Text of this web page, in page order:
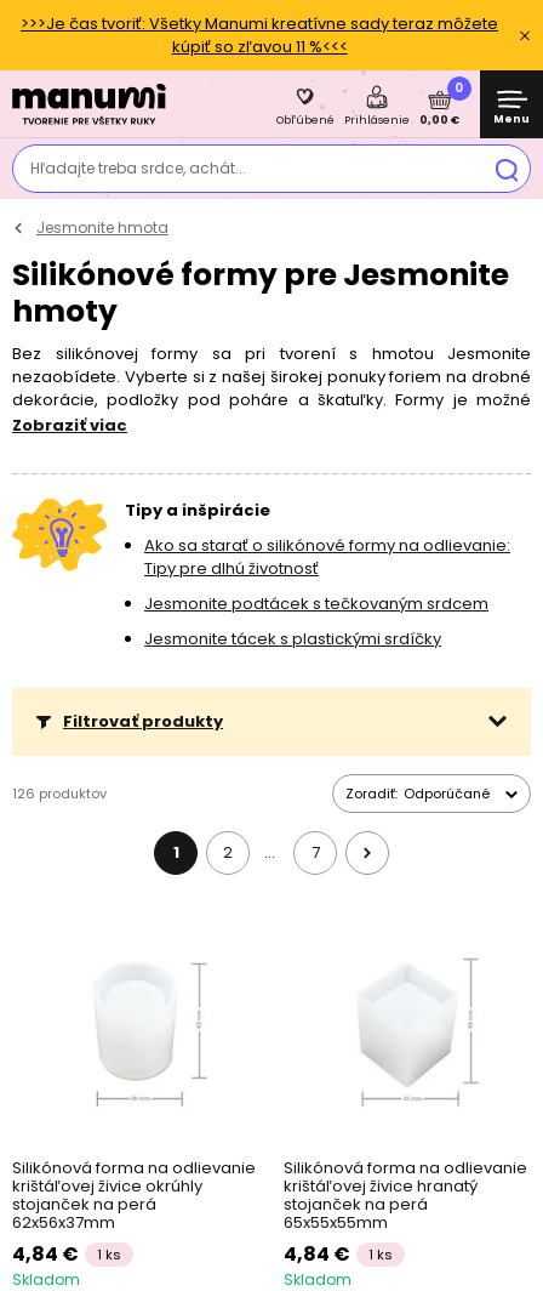
>>>Je čas tvoriť: Všetky Manumi kreatívne sady teraz môžete
kúpiť so zľavou 11 %<<<
Hľadajte treba srdce, achát...
Obľúbené Prihlásenie
0
0,00 € Menu
Jesmonite hmota
Silikónové formy pre Jesmonite
hmoty
Bez silikónovej formy sa pri tvorení s hmotou Jesmonite
nezaobídete. Vyberte si z našej širokej ponuky foriem na drobné
dekorácie, podložky pod poháre a škatuľky. Formy je možné
používať opakovanie. Na predĺženie životnosti formy
separátor. Stačí ich opláchnuť mydlovou vodou, utrieť vlhčeným
Zobraziť viac
Tipy a inšpirácie
Ako sa starať o silikónové formy na odlievanie:
Tipy pre dlhú životnosť
Jesmonite podtácek s tečkovaným srdcem
Jesmonite tácek s plastickými srdíčky
Filtrovať produkty
126 produktov Zoradiť: Odporúčané
1 2 … 7
Silikónová forma na odlievanie
krištáľovej živice okrúhly
stojanček na perá
62x56x37mm
4,84 € 1 ks
Skladom
Silikónová forma na odlievanie
krištáľovej živice hranatý
stojanček na perá
65x55x55mm
4,84 € 1 ks
Skladom